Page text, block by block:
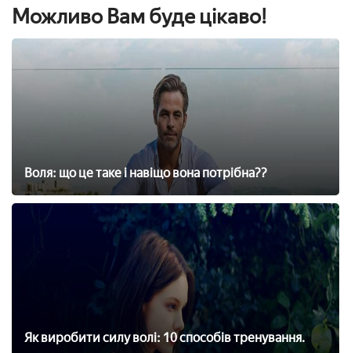
Можливо Вам буде цікаво!
Воля: що це таке і навіщо вона потрібна??
Як виробити силу волі: 10 способів тренування.